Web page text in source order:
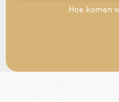
Hoe komen